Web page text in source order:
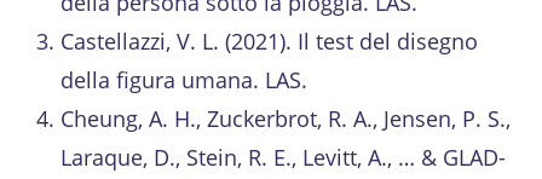
Castellazzi, V. L. (2021). Il test del disegno
della figura umana. LAS.
Cheung, A. H., Zuckerbrot, R. A., Jensen, P. S.,
Laraque, D., Stein, R. E., Levitt, A., … & GLAD-